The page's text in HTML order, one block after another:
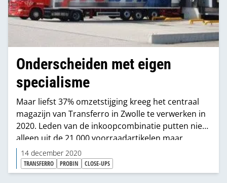
Onderscheiden met eigen
specialisme
Maar liefst 37% omzetstijging kreeg het centraal
magazijn van Transferro in Zwolle te verwerken in
2020. Leden van de inkoopcombinatie putten niet
alleen uit de 21.000 voorraadartikelen maar
bestelden ook veel specials. De totale
handelsomzet komt uit op nagenoeg € 108 mln.
14 december 2020
TRANSFERRO PROBIN CLOSE-UPS